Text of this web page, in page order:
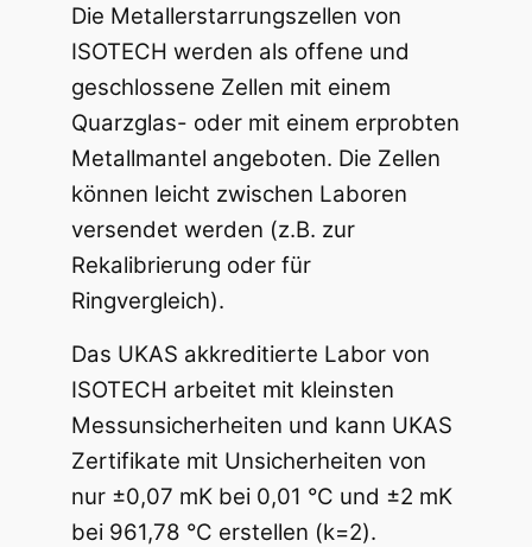
Die Metallerstarrungszellen von
ISOTECH werden als offene und
geschlossene Zellen mit einem
Quarzglas- oder mit einem erprobten
Metallmantel angeboten. Die Zellen
können leicht zwischen Laboren
versendet werden (z.B. zur
Rekalibrierung oder für
Ringvergleich).
Das UKAS akkreditierte Labor von
ISOTECH arbeitet mit kleinsten
Messunsicherheiten und kann UKAS
Zertifikate mit Unsicherheiten von
nur ±0,07 mK bei 0,01 °C und ±2 mK
bei 961,78 °C erstellen (k=2).